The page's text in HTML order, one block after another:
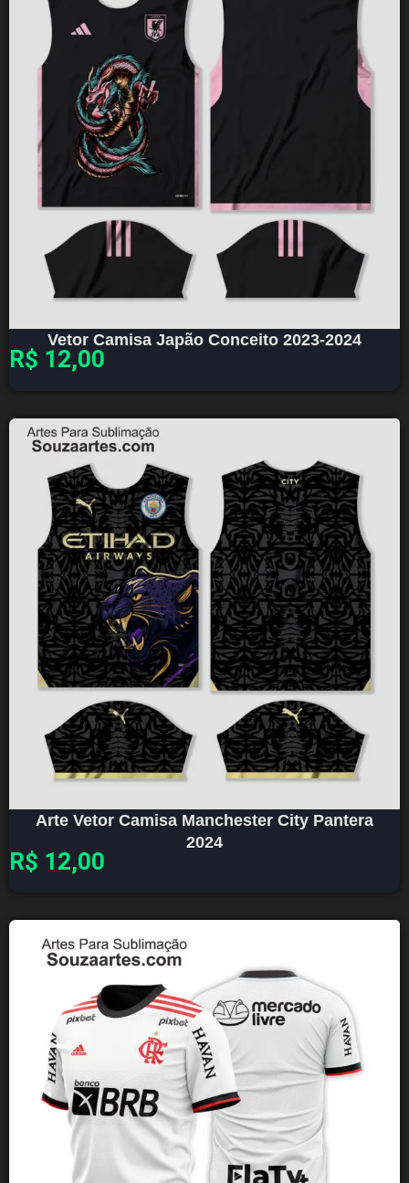
Vetor Camisa Japão Conceito 2023-2024
R$ 12,00
Arte Vetor Camisa Manchester City Pantera
2024
R$ 12,00